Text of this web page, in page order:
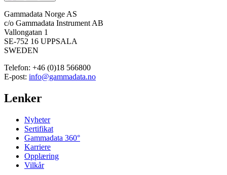
Gammadata Norge AS
c/o Gammadata Instrument AB
Vallongatan 1
SE-752 16 UPPSALA
SWEDEN
Telefon: +46 (0)18 566800
E-post: info@gammadata.no
Lenker
Nyheter
Sertifikat
Gammadata 360°
Karriere
Opplæring
Vilkår